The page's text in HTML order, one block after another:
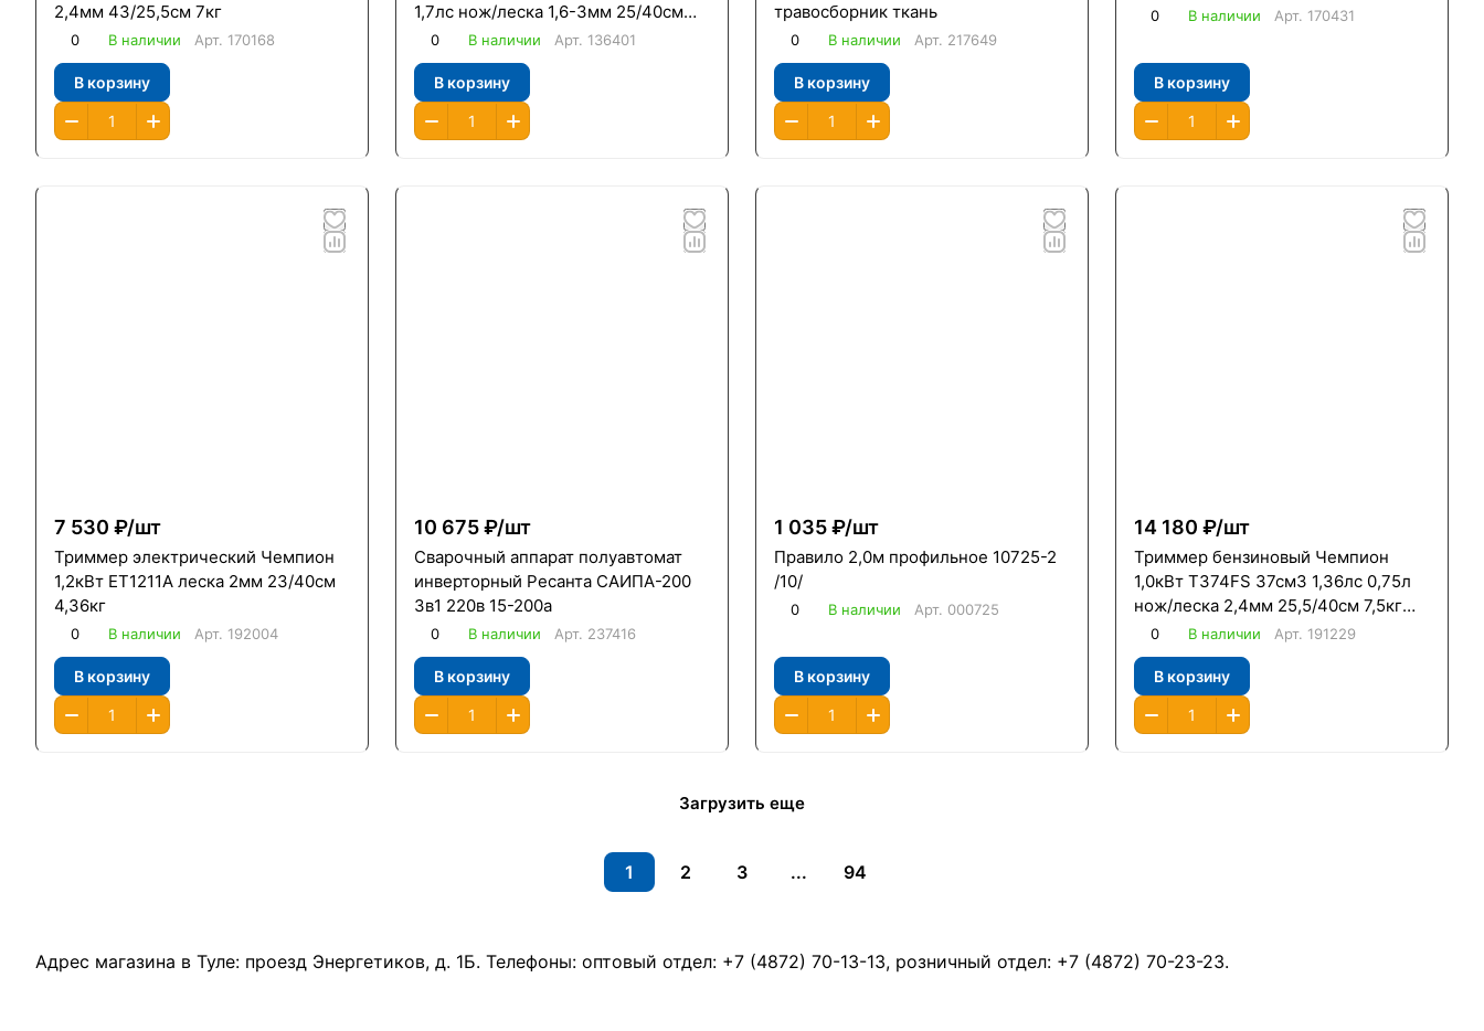
2,4мм 43/25,5см 7кг
0 В наличии Арт. 170168
В корзину
1,7лс нож/леска 1,6-3мм 25/40см
8кг неразборная штанга
0 В наличии Арт. 136401
В корзину
травосборник ткань
0 В наличии Арт. 217649
В корзину
0 В наличии Арт. 170431
В корзину
7 530 ₽/шт
Триммер электрический Чемпион
1,2кВт ЕТ1211А леска 2мм 23/40см
4,36кг
0 В наличии Арт. 192004
В корзину
10 675 ₽/шт
Сварочный аппарат полуавтомат
инверторный Ресанта САИПА-200
3в1 220в 15-200а
0 В наличии Арт. 237416
В корзину
1 035 ₽/шт
Правило 2,0м профильное 10725-2
/10/
0 В наличии Арт. 000725
В корзину
14 180 ₽/шт
Триммер бензиновый Чемпион
1,0кВт Т374FS 37см3 1,36лс 0,75л
нож/леска 2,4мм 25,5/40см 7,5кг
четырехтактный
0 В наличии Арт. 191229
В корзину
Загрузить еще
1 2 3 ... 94
Адрес магазина в Туле: проезд Энергетиков, д. 1Б. Телефоны: оптовый отдел: +7 (4872) 70-13-13, розничный отдел: +7 (4872) 70-23-23.